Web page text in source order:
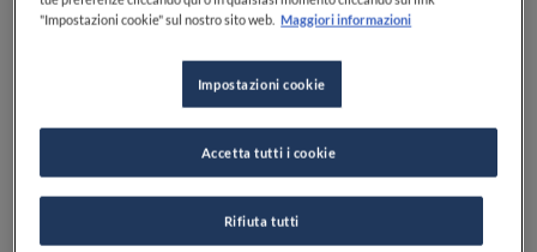
ha annunciato la chiusura dei
battenti, si è scatenato un diluvio di articoli di
giornale in cui si affermava che"l’alta cucina è morta"
È vero che le cose sono cambiate drasticamente negli
ultimi due anni e che molte aziende hanno dovuto
rivedere i loro modelli di business. Ma
l’alta cucina è morta
a tre chef di
"Impostazioni cookie" sul nostro sito web. Maggiori informazioni
Impostazioni cookie
Rifiuta tutti
Accetta tutti i cookie